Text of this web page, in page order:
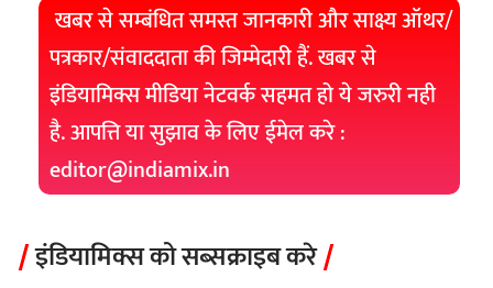
खबर से सम्बंधित समस्त जानकारी और साक्ष्य ऑथर/
पत्रकार/संवाददाता की जिम्मेदारी हैं. खबर से
इंडियामिक्स मीडिया नेटवर्क सहमत हो ये जरुरी नही
है. आपत्ति या सुझाव के लिए ईमेल करे :
editor@indiamix.in
इंडियामिक्स को सब्सक्राइब करे